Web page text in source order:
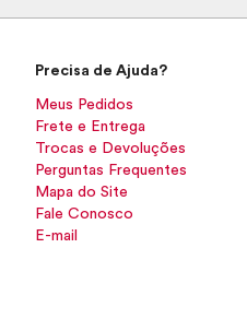
Precisa de Ajuda?
Meus Pedidos
Frete e Entrega
Trocas e Devoluções
Perguntas Frequentes
Mapa do Site
Fale Conosco
E-mail